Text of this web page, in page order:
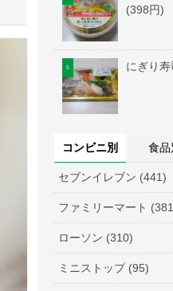
(398円)
にぎり
コンビニ別 食品
セブンイレブン (441)
ファミリーマート
ローソン (310)
ミニストップ (95)